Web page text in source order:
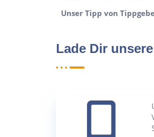
Unser Tipp von
Lade Dir